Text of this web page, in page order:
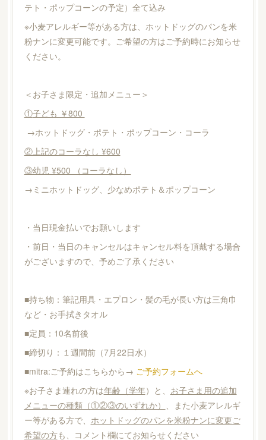
テト・ポップコーンの予定）全て込み
※小麦アレルギー等がある方は、ホットドッグのパンを米
粉ナンに変更可能です。ご希望の方はご予約時にお知らせ
ください。
＜お子さま限定・追加メニュー＞
①子ども ￥800
→ホットドッグ・ポテト・ポップコーン・コーラ
②上記のコーラなし ¥600
③幼児 ¥500 （コーラなし）
→ミニホットドッグ、少なめポテト＆ポップコーン
・当日現金払いでお願いします
・前日・当日のキャンセルはキャンセル料を頂戴する場合
がございますので、予めご了承ください
■持ち物：筆記用具・エプロン・髪の毛が長い方は三角巾
など・お手拭きタオル
■定員：10名前後
■締切り：１週間前（7月22日水）
■mitra:ご予約はこちらから→ ご予約フォームへ
※お子さま連れの方は年齢（学年）と、 お子さま用の追加
メニューの種類（①②③のいずれか）
、また小麦アレルギ
ー等がある方で、 ホットドッグのパンを米粉ナンに変更ご
希望の方も、コメント欄にてお知らせください